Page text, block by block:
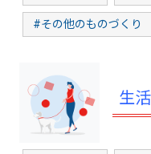
#その他のものづくり
生